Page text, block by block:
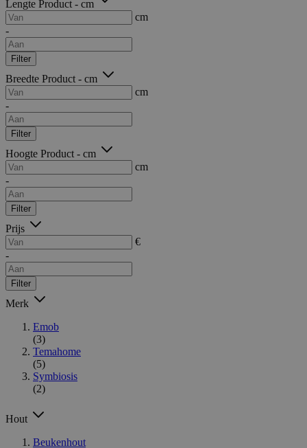
Lengte Product - cm
cm
-
Filter
Breedte Product - cm
cm
-
Filter
Hoogte Product - cm
cm
-
Filter
Prijs
€
-
Filter
Merk
Emob
(3)
Temahome
(5)
Symbiosis
(2)
Hout
Beukenhout